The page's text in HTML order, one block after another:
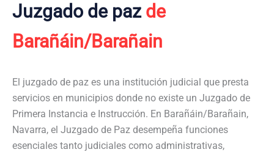
Juzgado de paz de
Barañáin/Barañain
El juzgado de paz es una institución judicial que presta
servicios en municipios donde no existe un Juzgado de
Primera Instancia e Instrucción. En Barañáin/Barañain,
Navarra, el Juzgado de Paz desempeña funciones
esenciales tanto judiciales como administrativas,